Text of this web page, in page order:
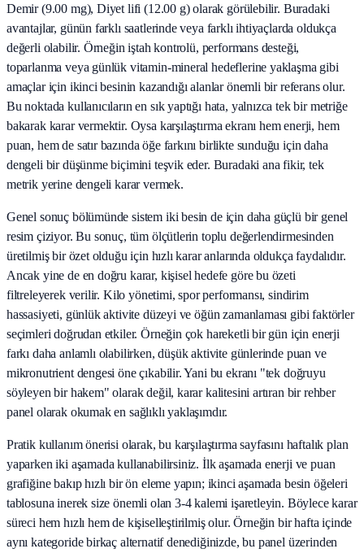
Demir (9.00 mg), Diyet lifi (12.00 g) olarak görülebilir. Buradaki
avantajlar, günün farklı saatlerinde veya farklı ihtiyaçlarda oldukça
değerli olabilir. Örneğin iştah kontrolü, performans desteği,
toparlanma veya günlük vitamin-mineral hedeflerine yaklaşma gibi
amaçlar için ikinci besinin kazandığı alanlar önemli bir referans olur.
Bu noktada kullanıcıların en sık yaptığı hata, yalnızca tek bir metriğe
bakarak karar vermektir. Oysa karşılaştırma ekranı hem enerji, hem
puan, hem de satır bazında öğe farkını birlikte sunduğu için daha
dengeli bir düşünme biçimini teşvik eder. Buradaki ana fikir, tek
metrik yerine dengeli karar vermek.
Genel sonuç bölümünde sistem iki besin de için daha güçlü bir genel
resim çiziyor. Bu sonuç, tüm ölçütlerin toplu değerlendirmesinden
üretilmiş bir özet olduğu için hızlı karar anlarında oldukça faydalıdır.
Ancak yine de en doğru karar, kişisel hedefe göre bu özeti
filtreleyerek verilir. Kilo yönetimi, spor performansı, sindirim
hassasiyeti, günlük aktivite düzeyi ve öğün zamanlaması gibi faktörler
seçimleri doğrudan etkiler. Örneğin çok hareketli bir gün için enerji
farkı daha anlamlı olabilirken, düşük aktivite günlerinde puan ve
mikronutrient dengesi öne çıkabilir. Yani bu ekranı "tek doğruyu
söyleyen bir hakem" olarak değil, karar kalitesini artıran bir rehber
panel olarak okumak en sağlıklı yaklaşımdır.
Pratik kullanım önerisi olarak, bu karşılaştırma sayfasını haftalık plan
yaparken iki aşamada kullanabilirsiniz. İlk aşamada enerji ve puan
grafiğine bakıp hızlı bir ön eleme yapın; ikinci aşamada besin öğeleri
tablosuna inerek size önemli olan 3-4 kalemi işaretleyin. Böylece karar
süreci hem hızlı hem de kişiselleştirilmiş olur. Örneğin bir hafta içinde
aynı kategoride birkaç alternatif denediğinizde, bu panel üzerinden